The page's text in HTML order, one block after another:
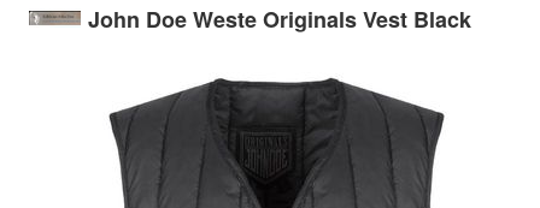
John Doe Weste Originals Vest Black